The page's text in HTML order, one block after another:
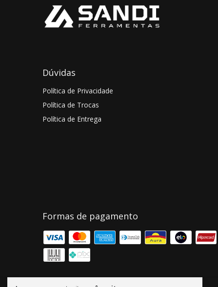
Dúvidas
Política de Privacidade
Política de Trocas
Política de Entrega
Formas de pagamento